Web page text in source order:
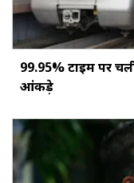
99.95% टाइम पर
आंकड़े